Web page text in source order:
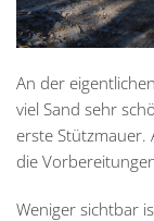
An der
viel Sand sehr
erste Stützmauer.
die
Weniger sichtbar